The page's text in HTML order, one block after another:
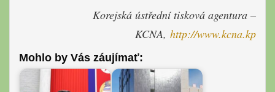
Korejská ústřední tisková agentura –
KCNA, http://www.kcna.kp
Mohlo by Vás záujímať: